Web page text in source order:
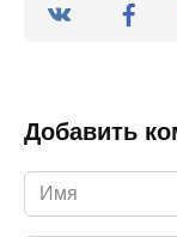
Добавить
Имя
*